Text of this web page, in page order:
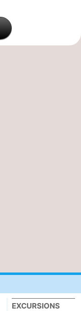
EXCURSIONS